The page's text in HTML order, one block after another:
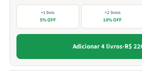
+1 livro
5% OFF
+2 livros
10% OFF
Adicionar 4 livros·R$